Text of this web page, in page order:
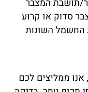
תושבת המצבר
סדוק או קרוע
החשמל השונות
ממליצים לכם